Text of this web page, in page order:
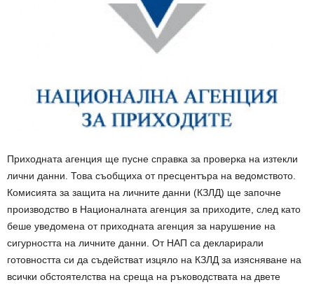
Приходната агенция ще пусне справка за проверка на изтекли
лични данни. Това съобщиха от пресцентъра на ведомството.
Комисията за защита на личните данни (КЗЛД) ще започне
производство в Националната агенция за приходите, след като
беше уведомена от приходната агенция за нарушение на
сигурността на личните данни. От НАП са декларирали
готовността си да съдействат изцяло на КЗЛД за изясняване на
всички обстоятелства на среща на ръководствата на двете